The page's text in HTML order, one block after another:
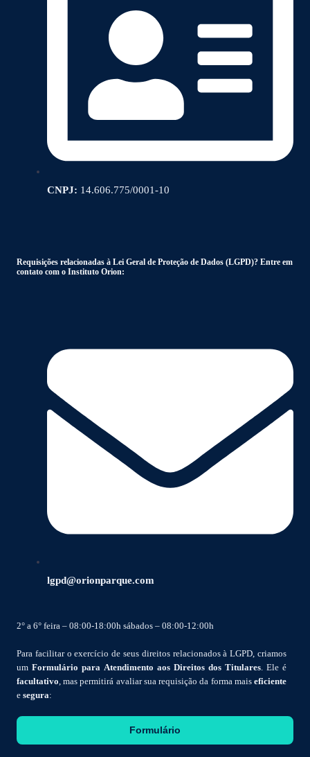
CNPJ: 14.606.775/0001-10
Requisições relacionadas à Lei Geral de Proteção de Dados (LGPD)? Entre em
contato com o Instituto Orion:
lgpd@orionparque.com
2° a 6° feira – 08:00-18:00h sábados – 08:00-12:00h
Para facilitar o exercício de seus direitos relacionados à LGPD, criamos
um Formulário para Atendimento aos Direitos dos Titulares . Ele é
facultativo , mas permitirá avaliar sua requisição da forma mais eficiente
e segura:
Formulário